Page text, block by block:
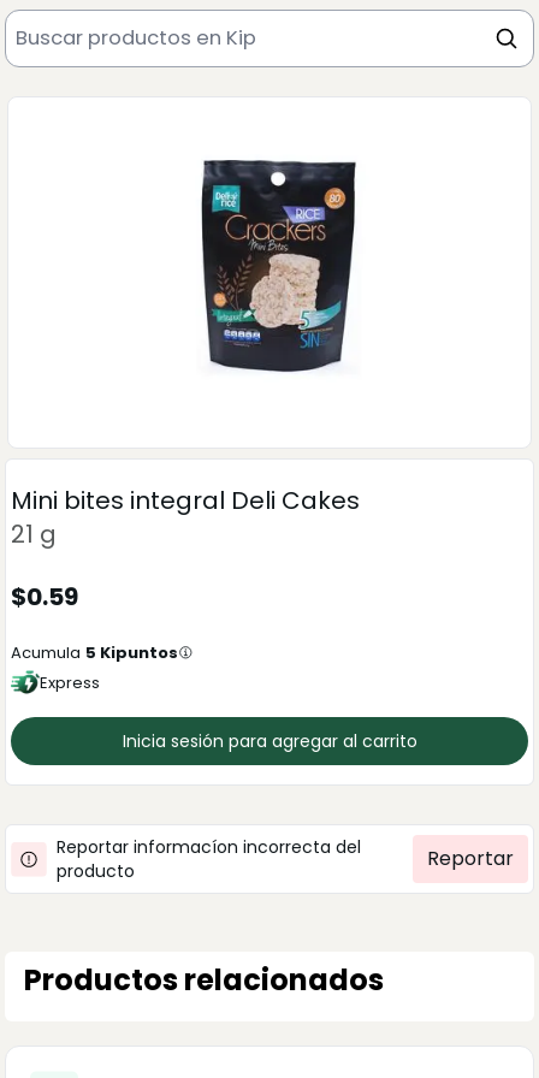
Mini bites integral Deli Cakes
21 g
$0.59
Acumula 5 Kipuntos
Express
Inicia sesión para agregar al carrito
Reportar informacíon incorrecta del
producto
Reportar
Productos relacionados